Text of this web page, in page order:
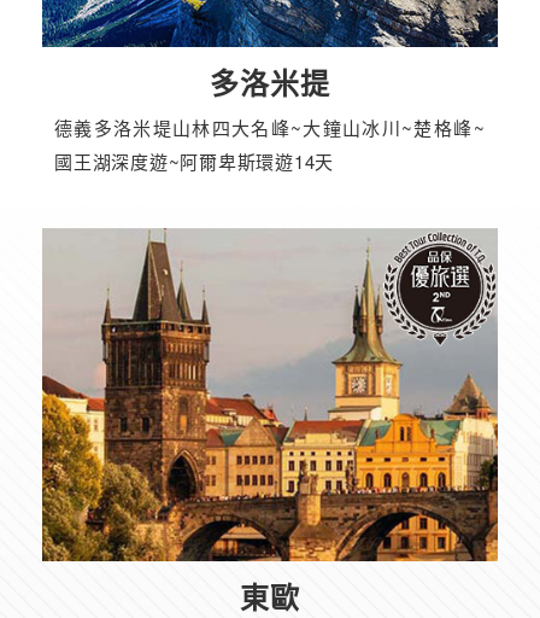
多洛米提
德義多洛米堤山林四大名峰~大鐘山冰川~楚格峰~
國王湖深度遊~阿爾卑斯環遊14天
東歐